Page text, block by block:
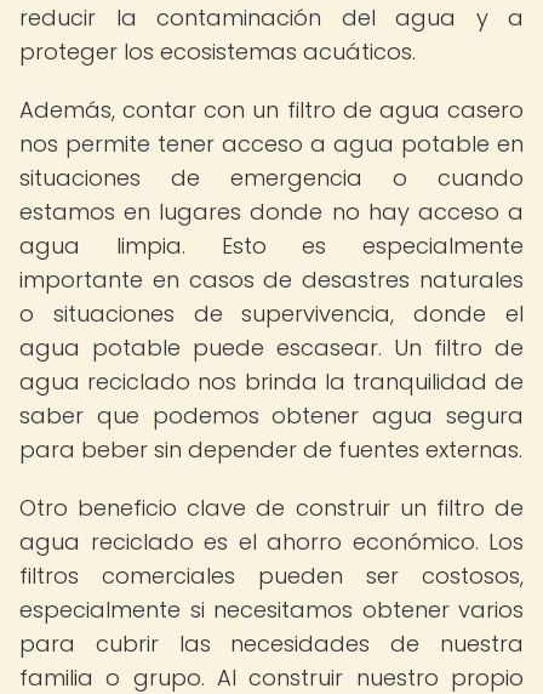
reducir la contaminación del agua y a
proteger los ecosistemas acuáticos.
Además, contar con un filtro de agua casero
nos permite tener acceso a agua potable en
situaciones de emergencia o cuando
estamos en lugares donde no hay acceso a
agua limpia. Esto es especialmente
importante en casos de desastres naturales
o situaciones de supervivencia, donde el
agua potable puede escasear. Un filtro de
agua reciclado nos brinda la tranquilidad de
saber que podemos obtener agua segura
para beber sin depender de fuentes externas.
Otro beneficio clave de construir un filtro de
agua reciclado es el ahorro económico. Los
filtros comerciales pueden ser costosos,
especialmente si necesitamos obtener varios
para cubrir las necesidades de nuestra
familia o grupo. Al construir nuestro propio